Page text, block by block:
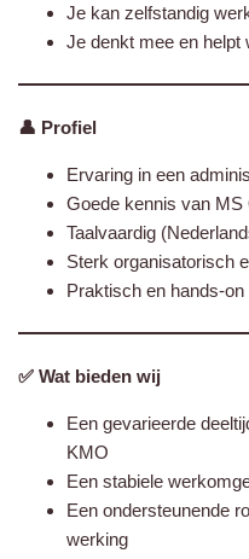
Je kan zelfstandig
Je denkt mee en helpt
👤 Profiel
Ervaring in een
Goede kennis van MS
Taalvaardig
Sterk organisatorisch
Praktisch en hands-on
✅ Wat bieden wij
Een gevarieerde
KMO
Een stabiele
Een ondersteunende
werking